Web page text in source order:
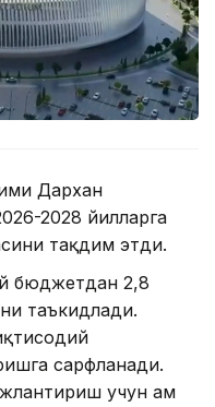
Дархан
2028 йилларга
тақдим этди.
бюджетдан 2,8
таъкидлади.
сарфланади.
учун ҳам